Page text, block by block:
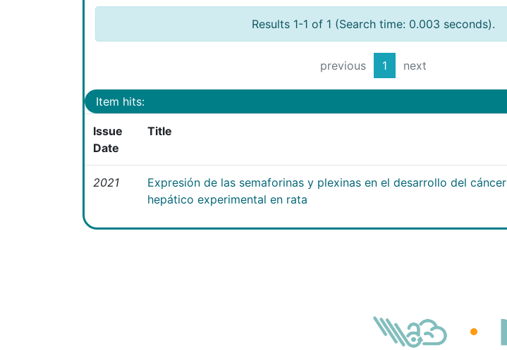
Results 1-1 of 1 (Search time: 0.003 seconds).
previous 1 next
Item hits:
Issue
Date
Title
2021
Expresión de las semaforinas y plexinas en el desarrollo del cáncer
hepático experimental en rata